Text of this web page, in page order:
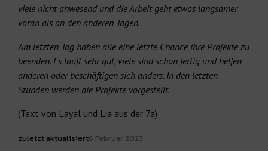
viele nicht anwesend und die Arbeit geht etwas langsamer
voran als an den anderen Tagen.
Am letzten Tag haben alle eine letzte Chance ihre Projekte zu
beenden. Es läuft sehr gut, viele sind schon fertig und helfen
anderen oder beschäftigen sich anders. In den letzten
Stunden werden die Projekte vorgestellt.
(Text von Layal und Lia aus der 7a)
zuletzt aktualisiert6 Februar 2023